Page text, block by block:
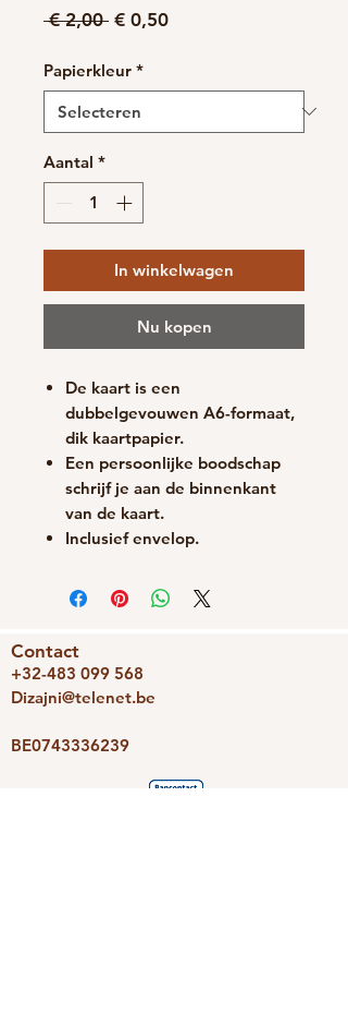
€ 2,00 Normale
€ 0,50Verkoopprijs
Papierkleur *
Aantal *
In winkelwagen
Nu kopen
De kaart is een
dubbelgevouwen A6-formaat,
dik kaartpapier.
Een persoonlijke boodschap
schrijf je aan de binnenkant
van de kaart.
Inclusief envelop.
Contact
+32-483 099 568
Dizajni@telenet.be
BE0743336239